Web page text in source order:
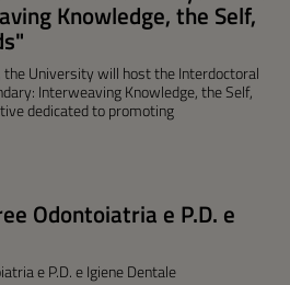
Knowledge, the Self,
University will host the Interdoctoral
Interweaving Knowledge, the Self,
dedicated to promoting
Odontoiatria e P.D. e
e P.D. e Igiene Dentale